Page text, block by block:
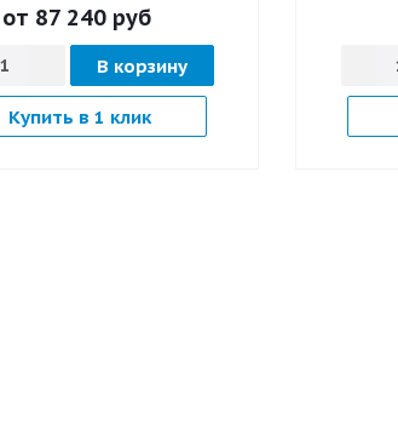
от 87 240 руб
В корзину
Купить в 1 клик